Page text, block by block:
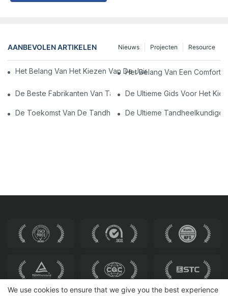
AANBEVOLEN ARTIKELEN Resource
Projecten
Nieuws
Het Belang Van Het Kiezen Van De Juiste Stoelen Voor
Het Belang Van Een
De Beste Fabrikanten Van Tandheelkundige Stoel In China:
De Ultieme Gids Voor Het
De Toekomst Van De Tandheelkunde: Gepersonaliseerde
De Ultieme Tandheelkundige
We use cookies to ensure that we give you the best experience